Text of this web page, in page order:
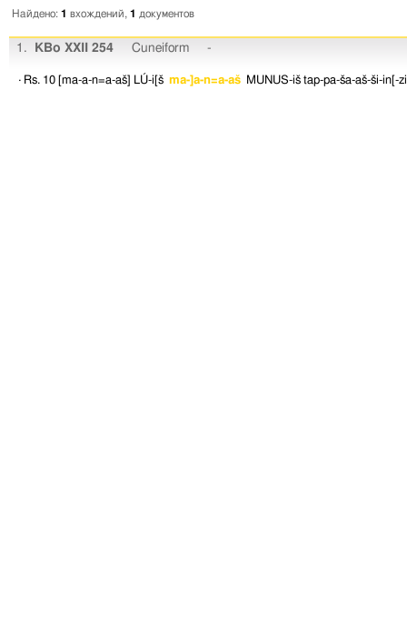
Найдено: 1 вхождений, 1 документов
1. KBo XXII 254 Cuneiform -
· Rs. 10 [ma-a-n=a-aš] LÚ-i[š ma-]a-n=a-aš MUNUS-iš tap-pa-ša-aš-ši-in[-